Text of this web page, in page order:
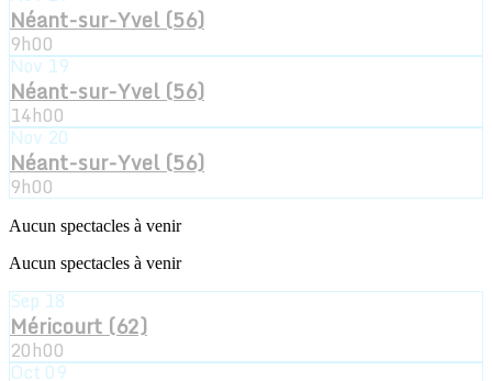
Néant-sur-Yvel (56)
9h00
Nov19
Néant-sur-Yvel (56)
14h00
Nov20
Néant-sur-Yvel (56)
9h00
Aucun spectacles à venir
Aucun spectacles à venir
Sep18
Méricourt (62)
20h00
Oct09